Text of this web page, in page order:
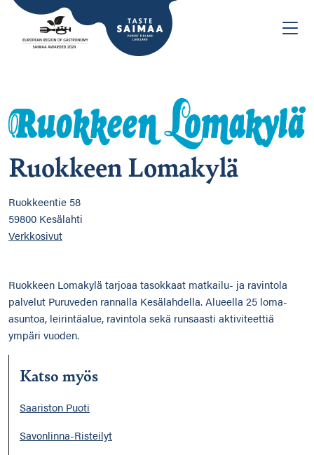
Ruokkeen Lomakylä
Ruokkeentie 58
59800 Kesälahti
Verkkosivut
Ruokkeen Lomakylä tarjoaa tasokkaat matkailu- ja ravintola
palvelut Puruveden rannalla Kesälahdella. Alueella 25 loma-
asuntoa, leirintäalue, ravintola sekä runsaasti aktiviteettiä
ympäri vuoden.
Katso myös
Saariston Puoti
Savonlinna-Risteilyt